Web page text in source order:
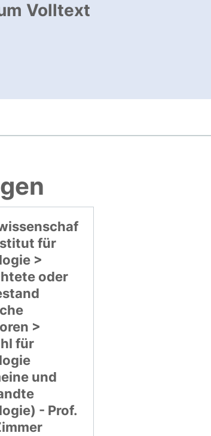
Volltext
Fenster
für
>
oder
>
für
und
- Prof.